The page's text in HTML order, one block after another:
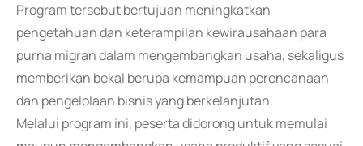
Program tersebut bertujuan meningkatkan
pengetahuan dan keterampilan kewirausahaan para
purna migran dalam mengembangkan usaha, sekaligus
memberikan bekal berupa kemampuan perencanaan
dan pengelolaan bisnis yang berkelanjutan.
Melalui program ini, peserta didorong untuk memulai